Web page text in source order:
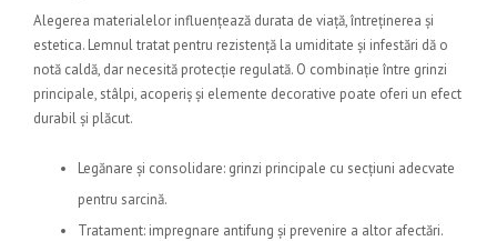
Alegerea materialelor influențează durata de viață, întreținerea și
estetica. Lemnul tratat pentru rezistență la umiditate și infestări dă o
notă caldă, dar necesită protecție regulată. O combinație între grinzi
principale, stâlpi, acoperiș și elemente decorative poate oferi un efect
durabil și plăcut.
Legănare și consolidare: grinzi principale cu secțiuni adecvate
pentru sarcină.
Tratament: impregnare antifung și prevenire a altor afectări.